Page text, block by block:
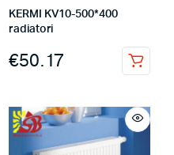
KERMI KV10-500*400
radiatori
€50.17